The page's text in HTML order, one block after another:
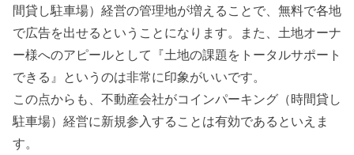
間貸し駐車場）経営の管理地が増えることで、無料で各地
で広告を出せるということになります。また、土地オーナ
ー様へのアピールとして『土地の課題をトータルサポート
できる』というのは非常に印象がいいです。
この点からも、不動産会社がコインパーキング（時間貸し
駐車場）経営に新規参入することは有効であるといえま
す。